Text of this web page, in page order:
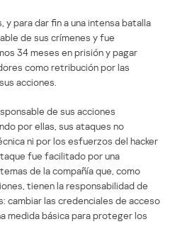
y para dar fin a una intensa batalla
de sus crímenes y fue
34 meses en prisión y pagar
como retribución por las
acciones.
de sus acciones
por ellas, sus ataques no
ni por los esfuerzos del hacker
fue facilitado por una
de la compañía que, como
tienen la responsabilidad de
las credenciales de acceso
medida básica para proteger los